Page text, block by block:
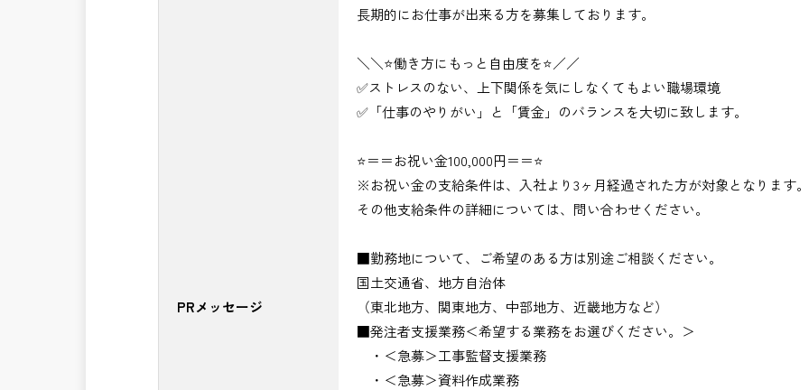
PRメッセージ
長期的にお仕事が出来る方を募集しております。
＼＼⭐働き方にもっと自由度を⭐／／
✅ストレスのない、上下関係を気にしなくてもよい職場環境
✅「仕事のやりがい」と「賃金」のバランスを大切に致します。
⭐＝＝お祝い金100,000円＝＝⭐
※お祝い金の支給条件は、入社より3ヶ月経過された方が対象となります。
その他支給条件の詳細については、問い合わせください。
■勤務地について、ご希望のある方は別途ご相談ください。
国土交通省、地方自治体
（東北地方、関東地方、中部地方、近畿地方など）
■発注者支援業務＜希望する業務をお選びください。＞
・＜急募＞工事監督支援業務
・＜急募＞資料作成業務